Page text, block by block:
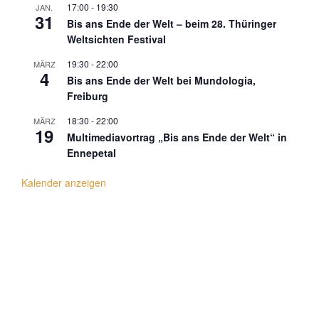
JAN.
31
17:00 - 19:30
Bis ans Ende der Welt – beim 28. Thüringer
Weltsichten Festival
MÄRZ
4
19:30 -22:00
Bis ans Ende der Welt bei Mundologia,
Freiburg
MÄRZ
19
18:30 -22:00
Multimediavortrag „Bis ans Ende der Welt“ in
Ennepetal
Kalender anzeigen